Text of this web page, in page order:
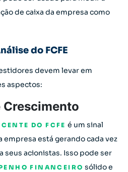
de caixa da empresa como
do FCFE
devem levar em
aspectos:
Crescimento
DO FCFE é um sinal
empresa está gerando cada vez
seus acionistas. Isso pode ser
FINANCEIRO sólido e